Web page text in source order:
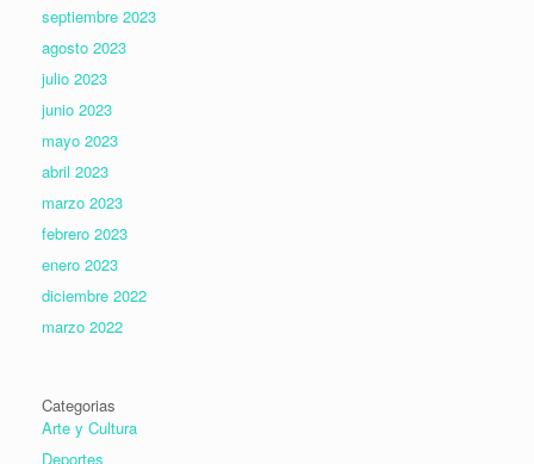
septiembre 2023
agosto 2023
julio 2023
junio 2023
mayo 2023
abril 2023
marzo 2023
febrero 2023
enero 2023
diciembre 2022
marzo 2022
Categorias
Arte y Cultura
Deportes